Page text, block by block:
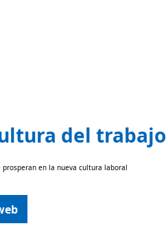
del trabajo
en la nueva cultura laboral